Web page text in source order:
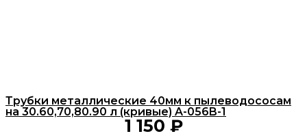
Трубки металлические 40мм к пылеводососам
на 30.60,70,80.90 л (кривые) A-056B-1
1 150 ₽